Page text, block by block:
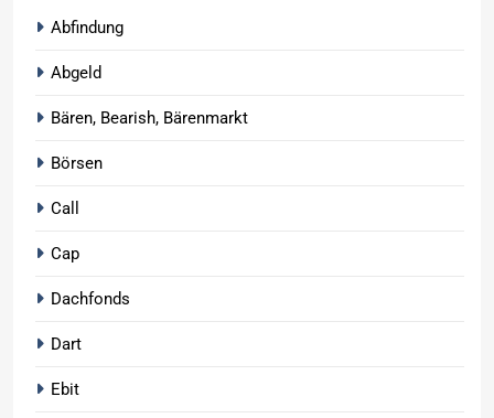
Abfindung
Abgeld
Bären, Bearish, Bärenmarkt
Börsen
Call
Cap
Dachfonds
Dart
Ebit